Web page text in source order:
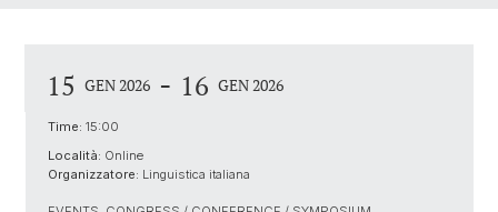
15 GEN 2026 - 16 GEN 2026
Time: 15:00
Località: Online
Organizzatore: Linguistica italiana